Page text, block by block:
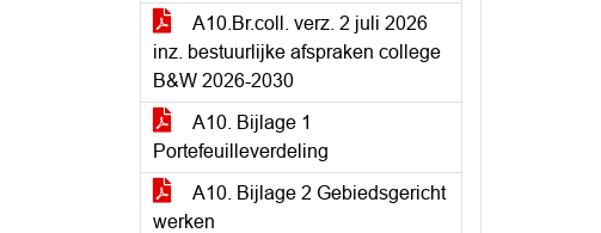
A10.Br.coll. verz. 2 juli 2026
inz. bestuurlijke afspraken college
B&W 2026-2030
A10. Bijlage 1
Portefeuilleverdeling
A10. Bijlage 2 Gebiedsgericht
werken